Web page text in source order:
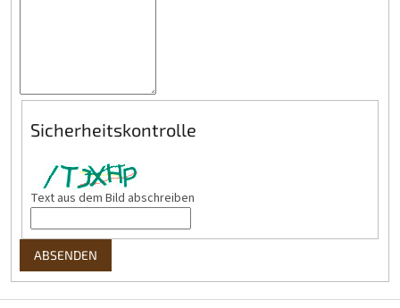
Sicherheitskontrolle
Text aus dem Bild abschreiben
ABSENDEN